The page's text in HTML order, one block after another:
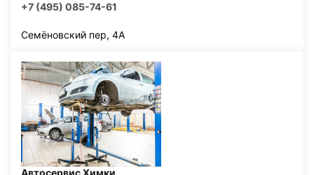
+7 (495) 085-74-61
Семёновский пер, 4А
Автосервис Химки